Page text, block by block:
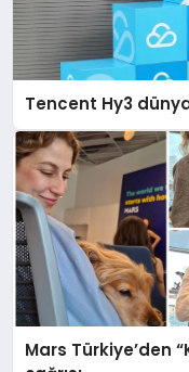
Tencent Hy3
Mars Türkiye’den